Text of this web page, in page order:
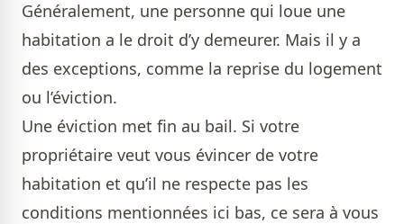
Généralement, une personne qui loue une
habitation a le droit d’y demeurer. Mais il y a
des exceptions, comme la reprise du logement
ou l’éviction.
Une éviction met fin au bail. Si votre
propriétaire veut vous évincer de votre
habitation et qu’il ne respecte pas les
conditions mentionnées ici bas, ce sera à vous